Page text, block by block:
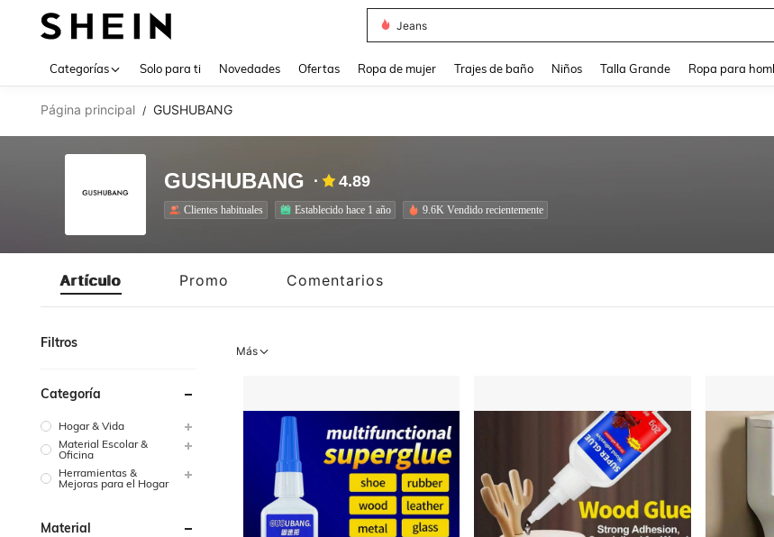
Dazy
Categorías Solo para ti Novedades Ofertas Ropa de mujer Trajes de baño Niños Talla Grande Ropa para
Página principal / GUSHUBANG
GUSHUBANG 4.89
Clientes habituales Establecido hace 1 año 9.6K Vendido recientemente
Artículo Promo Comentarios
Filtros
Categoría
Hogar & Vida
Material Escolar &
Oficina
Herramientas &
Mejoras para el Hogar
Material
Más